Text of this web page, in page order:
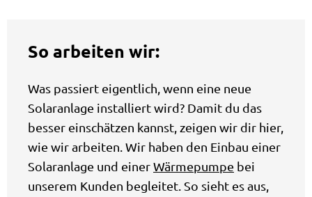
So arbeiten wir:
Was passiert eigentlich, wenn eine neue
Solaranlage installiert wird? Damit du das
besser einschätzen kannst, zeigen wir dir hier,
wie wir arbeiten. Wir haben den Einbau einer
Solaranlage und einerWärmepumpe bei
unserem Kunden begleitet. So sieht es aus,